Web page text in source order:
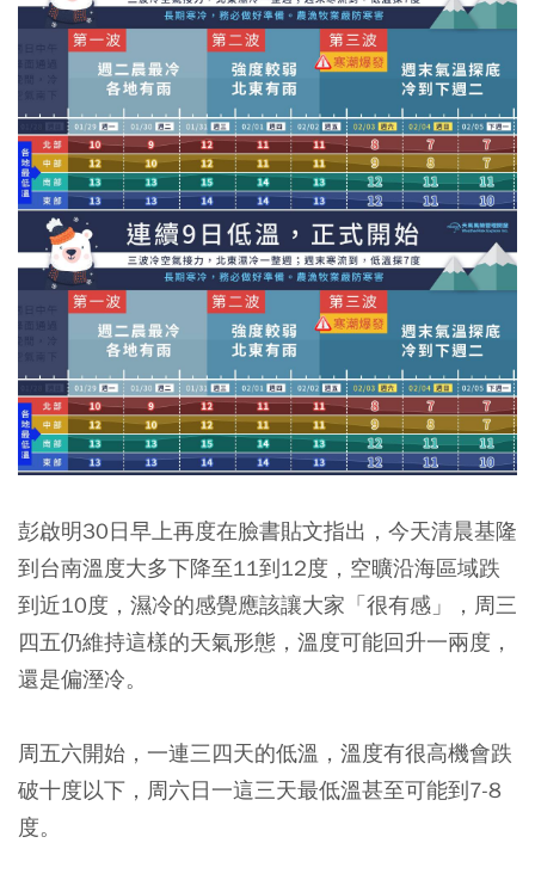
彭啟明30日早上再度在臉書貼文指出，今天清晨基隆
到台南溫度大多下降至11到12度，空曠沿海區域跌
到近10度，濕冷的感覺應該讓大家「很有感」，周三
四五仍維持這樣的天氣形態，溫度可能回升一兩度，
還是偏溼冷。
周五六開始，一連三四天的低溫，溫度有很高機會跌
破十度以下，周六日一這三天最低溫甚至可能到7-8
度。